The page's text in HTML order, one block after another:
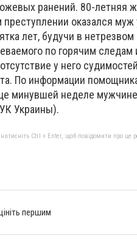
ранений. 80-летняя
оказался
лет, будучи в
по горячим следам
у него
По информации
минувшей неделе
Украины).
Ctrl + Enter, щоб повідомити про це
першим